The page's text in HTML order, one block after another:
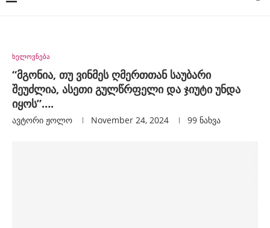
ხელოვნება
“მგონია, თუ ვინმეს ღმერთთან საუბარი
შეუძლია, ასეთი გულწრფელი და ჯიუტი უნდა
იყოს”….
ავტორი Ჟოლო November 24, 2024 99 ნახვა